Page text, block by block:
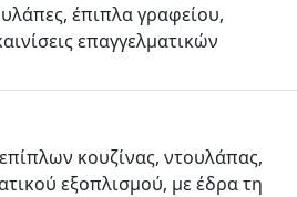
έπιπλα γραφείου,
επαγγελματικών
κουζίνας, ντουλάπας,
εξοπλισμού, με έδρα τη